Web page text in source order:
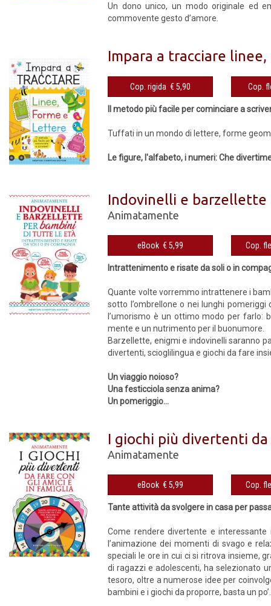
Un dono unico, un modo originale ed
commovente gesto d’amore.
Impara a tracciare
Cop. rigida € 5,90
Il metodo più facile per cominciare a
Tuffati in un mondo di lettere, forme
Le figure, l'alfabeto, i numeri: Che
Indovinelli e
Animatamente
eBook € 5,99
Intrattenimento e risate da soli o in
Quante volte vorremmo intrattenere i
sotto l’ombrellone o nei lunghi
l’umorismo è un ottimo modo per farlo:
mente e un nutrimento per il buonumore.
Barzellette, enigmi e indovinelli saranno
divertenti, scioglilingua e giochi da fare
Un viaggio noioso?
Una festicciola senza anima?
Un pomeriggio...
I giochi più divertenti
Animatamente
eBook € 5,99
Tante attività da svolgere in casa per
Come rendere divertente e
l’animazione dei momenti di svago e
speciali le ore in cui ci si ritrova insieme,
di ragazzi e adolescenti, ha selezionato
tesoro, ol­tre a numerose idee per
bambini e i giochi da proporre, basta un